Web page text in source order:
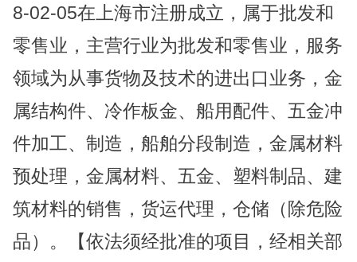
8-02-05在上海市注册成立，属于批发和
零售业，主营行业为批发和零售业，服务
领域为从事货物及技术的进出口业务，金
属结构件、冷作板金、船用配件、五金冲
件加工、制造，船舶分段制造，金属材料
预处理，金属材料、五金、塑料制品、建
筑材料的销售，货运代理，仓储（除危险
品）。【依法须经批准的项目，经相关部